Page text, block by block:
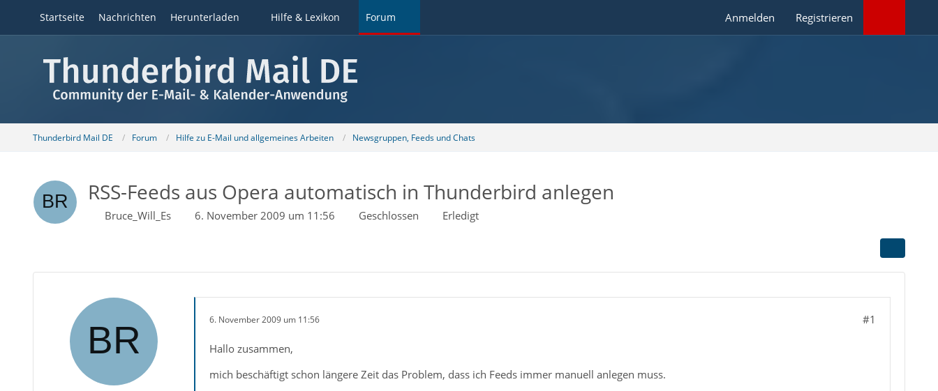
Startseite Nachrichten Herunterladen Hilfe & Lexikon Forum Anmelden Registrieren
Thunderbird Mail DE Forum Hilfe zu E-Mail und allgemeines Arbeiten Newsgruppen, Feeds und Chats
RSS-Feeds aus Opera automatisch in Thunderbird anlegen
Bruce_Will_Es 6. November 2009 um 11:56 Geschlossen Erledigt
6. November 2009 um 11:56 #1
Hallo zusammen,
mich beschäftigt schon längere Zeit das Problem, dass ich Feeds immer manuell anlegen muss.